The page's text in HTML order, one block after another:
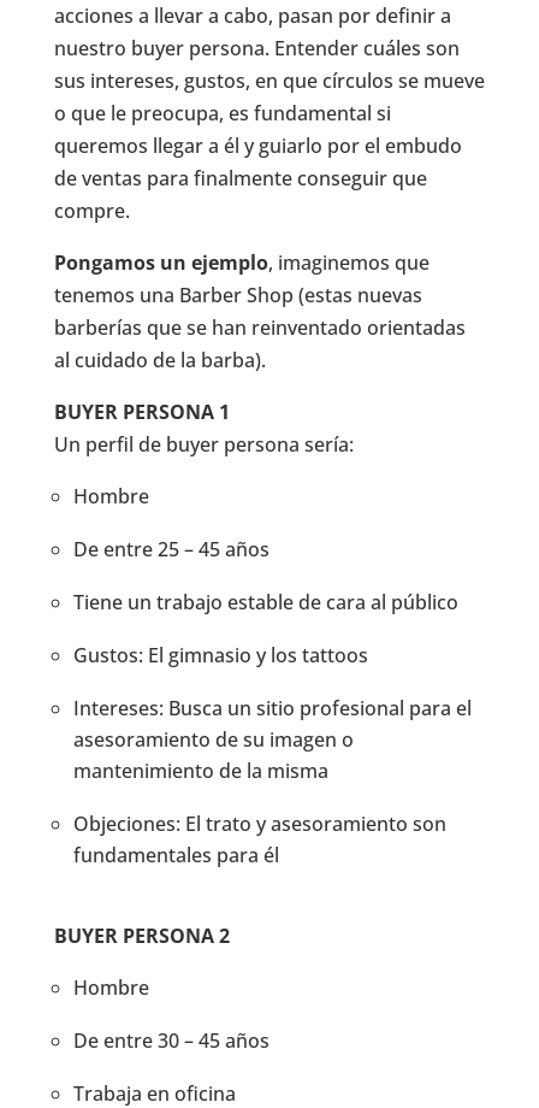
acciones a llevar a cabo, pasan por definir a
nuestro buyer persona. Entender cuáles son
sus intereses, gustos, en que círculos se mueve
o que le preocupa, es fundamental si
queremos llegar a él y guiarlo por el embudo
de ventas para finalmente conseguir que
compre.
Pongamos un ejemplo, imaginemos que
tenemos una Barber Shop (estas nuevas
barberías que se han reinventado orientadas
al cuidado de la barba).
BUYER PERSONA 1
Un perfil de buyer persona sería:
Hombre
De entre 25 – 45 años
Tiene un trabajo estable de cara al público
Gustos: El gimnasio y los tattoos
Intereses: Busca un sitio profesional para el
asesoramiento de su imagen o
mantenimiento de la misma
Objeciones: El trato y asesoramiento son
fundamentales para él
BUYER PERSONA 2
Hombre
De entre 30 – 45 años
Trabaja en oficina